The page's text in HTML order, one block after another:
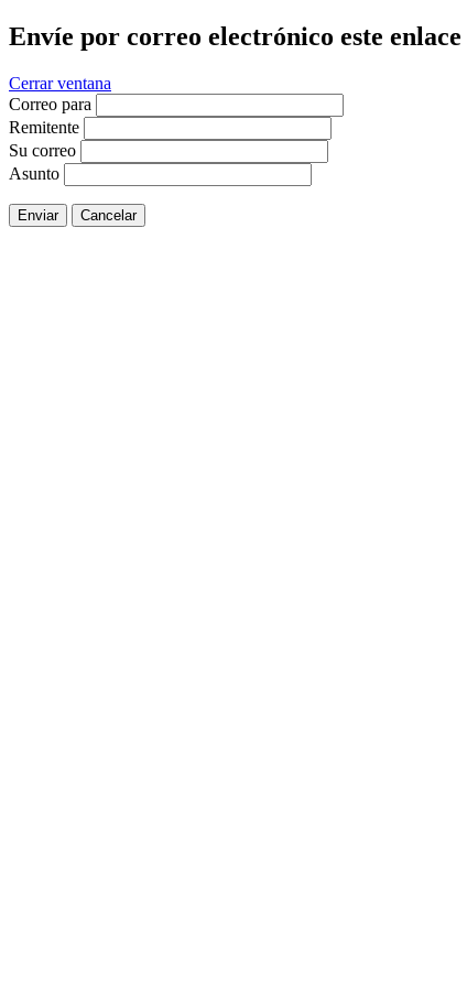
Envíe por correo electrónico este
Cerrar ventana
Correo para
Remitente
Su correo
Asunto
Enviar Cancelar